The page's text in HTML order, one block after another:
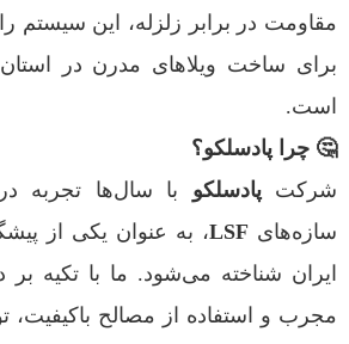
مقاومت در برابر زلزله، این سیستم
برای ساخت ویلاهای مدرن در
است.
🤔 چرا پادسلکو؟
شرکت پادسلکو با سال‌ها تجربه
سازه‌های LSF، به عنوان یکی از
ایران شناخته می‌شود. ما با تکیه
مجرب و استفاده از مصالح باکیفیت،